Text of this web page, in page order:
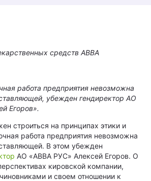
работа предприятия невозможна
убежден гендиректор АО
Егоров».
строиться на принципах этики и
работа предприятия невозможна
В этом убежден
АО «АВВА РУС» Алексей Егоров. О
кировской компании,
и своем отношении к